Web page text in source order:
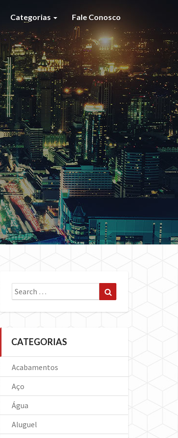
Categorias Fale Conosco
Search
for:
CATEGORIAS
Acabamentos
Aço
Água
Aluguel